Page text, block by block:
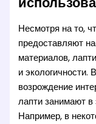
Несмотря на то,
предоставляют
материалов,
и экологичности.
возрождение
лапти занимают
Например, в